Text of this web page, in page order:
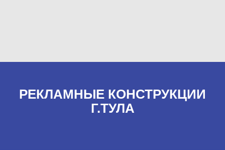
РЕКЛАМНЫЕ КОНСТРУКЦИИ
Г.ТУЛА